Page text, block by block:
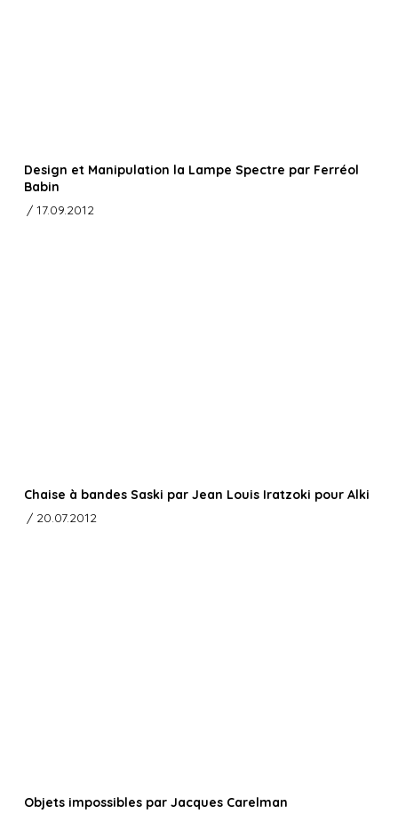
Design et Manipulation la Lampe Spectre par Ferréol
Babin
/ 17.09.2012
Chaise à bandes Saski par Jean Louis Iratzoki pour Alki
/ 20.07.2012
Objets impossibles par Jacques Carelman